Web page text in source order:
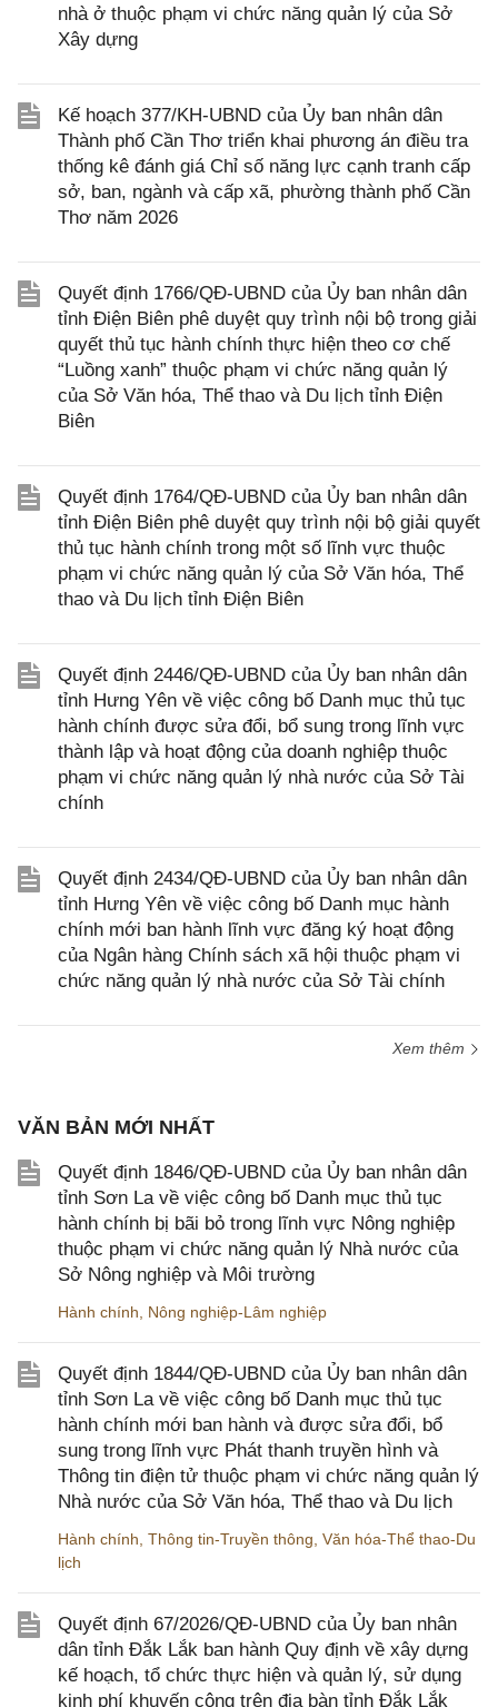
nhà ở thuộc phạm vi chức năng quản lý của Sở
Xây dựng
Kế hoạch 377/KH-UBND của Ủy ban nhân dân
Thành phố Cần Thơ triển khai phương án điều tra
thống kê đánh giá Chỉ số năng lực cạnh tranh cấp
sở, ban, ngành và cấp xã, phường thành phố Cần
Thơ năm 2026
Quyết định 1766/QĐ-UBND của Ủy ban nhân dân
tỉnh Điện Biên phê duyệt quy trình nội bộ trong giải
quyết thủ tục hành chính thực hiện theo cơ chế
“Luồng xanh” thuộc phạm vi chức năng quản lý
của Sở Văn hóa, Thể thao và Du lịch tỉnh Điện
Biên
Quyết định 1764/QĐ-UBND của Ủy ban nhân dân
tỉnh Điện Biên phê duyệt quy trình nội bộ giải quyết
thủ tục hành chính trong một số lĩnh vực thuộc
phạm vi chức năng quản lý của Sở Văn hóa, Thể
thao và Du lịch tỉnh Điện Biên
Quyết định 2446/QĐ-UBND của Ủy ban nhân dân
tỉnh Hưng Yên về việc công bố Danh mục thủ tục
hành chính được sửa đổi, bổ sung trong lĩnh vực
thành lập và hoạt động của doanh nghiệp thuộc
phạm vi chức năng quản lý nhà nước của Sở Tài
chính
Quyết định 2434/QĐ-UBND của Ủy ban nhân dân
tỉnh Hưng Yên về việc công bố Danh mục hành
chính mới ban hành lĩnh vực đăng ký hoạt động
của Ngân hàng Chính sách xã hội thuộc phạm vi
chức năng quản lý nhà nước của Sở Tài chính
Xem thêm
VĂN BẢN MỚI NHẤT
Quyết định 1846/QĐ-UBND của Ủy ban nhân dân
tỉnh Sơn La về việc công bố Danh mục thủ tục
hành chính bị bãi bỏ trong lĩnh vực Nông nghiệp
thuộc phạm vi chức năng quản lý Nhà nước của
Sở Nông nghiệp và Môi trường
Hành chính Nông nghiệp-Lâm nghiệp
Quyết định 1844/QĐ-UBND của Ủy ban nhân dân
tỉnh Sơn La về việc công bố Danh mục thủ tục
hành chính mới ban hành và được sửa đổi, bổ
sung trong lĩnh vực Phát thanh truyền hình và
Thông tin điện tử thuộc phạm vi chức năng quản lý
Nhà nước của Sở Văn hóa, Thể thao và Du lịch
Hành chính Thông tin-Truyền thông Văn hóa-Thể thao-Du
lịch
Quyết định 67/2026/QĐ-UBND của Ủy ban nhân
dân tỉnh Đắk Lắk ban hành Quy định về xây dựng
kế hoạch, tổ chức thực hiện và quản lý, sử dụng
kinh phí khuyến công trên địa bàn tỉnh Đắk Lắk